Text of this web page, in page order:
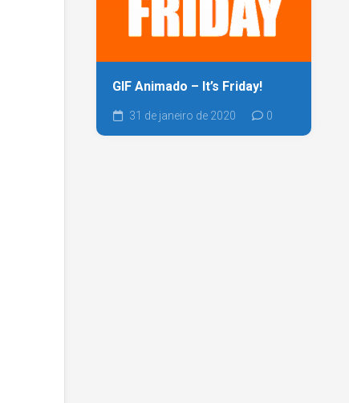
GIF Animado – It’s Friday!
31 de janeiro de 2020 0